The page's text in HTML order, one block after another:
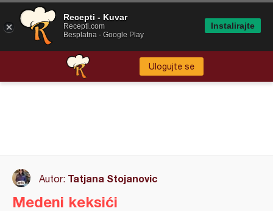
Ulogujte se
Autor: Tatjana Stojanovic
Medeni keksići
Recepti - Kuvar
Recepti.com
Besplatna - Google Play
Instalirajte